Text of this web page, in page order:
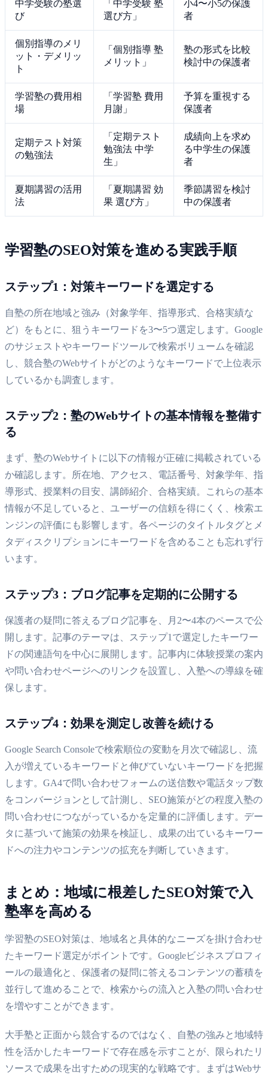
中学受験の塾選
び
「中学受験 塾
選び方」
小4〜小5の保護
者
個別指導のメリ
ット・デメリッ
ト
「個別指導 塾
メリット」
塾の形式を比較
検討中の保護者
学習塾の費用相
場
「学習塾 費用
月謝」
予算を重視する
保護者
定期テスト対策
の勉強法
「定期テスト
勉強法 中学
生」
成績向上を求め
る中学生の保護
者
夏期講習の活用
法
「夏期講習 効
果 選び方」
季節講習を検討
中の保護者
学習塾のSEO対策を進める実践手順
ステップ1：対策キーワードを選定する
自塾の所在地域と強み（対象学年、指導形式、合格実績な
ど）をもとに、狙うキーワードを3〜5つ選定します。Google
のサジェストやキーワードツールで検索ボリュームを確認
し、競合塾のWebサイトがどのようなキーワードで上位表示
しているかも調査します。
ステップ2：塾のWebサイトの基本情報を整備す
る
まず、塾のWebサイトに以下の情報が正確に掲載されている
か確認します。所在地、アクセス、電話番号、対象学年、指
導形式、授業料の目安、講師紹介、合格実績。これらの基本
情報が不足していると、ユーザーの信頼を得にくく、検索エ
ンジンの評価にも影響します。各ページのタイトルタグとメ
タディスクリプションにキーワードを含めることも忘れず行
います。
ステップ3：ブログ記事を定期的に公開する
保護者の疑問に答えるブログ記事を、月2〜4本のペースで公
開します。記事のテーマは、ステップ1で選定したキーワー
ドの関連語句を中心に展開します。記事内に体験授業の案内
や問い合わせページへのリンクを設置し、入塾への導線を確
保します。
ステップ4：効果を測定し改善を続ける
Google Search Consoleで検索順位の変動を月次で確認し、流
入が増えているキーワードと伸びていないキーワードを把握
します。GA4で問い合わせフォームの送信数や電話タップ数
をコンバージョンとして計測し、SEO施策がどの程度入塾の
問い合わせにつながっているかを定量的に評価します。デー
タに基づいて施策の効果を検証し、成果の出ているキーワー
ドへの注力やコンテンツの拡充を判断していきます。
まとめ：地域に根差したSEO対策で入
塾率を高める
学習塾のSEO対策は、地域名と具体的なニーズを掛け合わせ
たキーワード選定がポイントです。Googleビジネスプロフィ
ールの最適化と、保護者の疑問に答えるコンテンツの蓄積を
並行して進めることで、検索からの流入と入塾の問い合わせ
を増やすことができます。
大手塾と正面から競合するのではなく、自塾の強みと地域特
性を活かしたキーワードで存在感を示すことが、限られたリ
ソースで成果を出すための現実的な戦略です。まずはWebサ